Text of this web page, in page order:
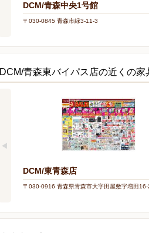
DCM/青森中央1号館
〒030-0845 青森市緑3-11-3
DCM/青森東バイパス店の近くの
DCM/東青森店
〒030-0916 青森県青森市大字田屋敷字増田16-